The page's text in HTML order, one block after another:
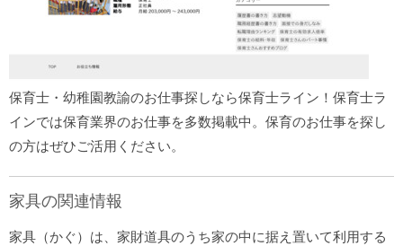
保育士・幼稚園教諭のお仕事探しなら保育士ライン！保育士ラ
インでは保育業界のお仕事を多数掲載中。保育のお仕事を探し
の方はぜひご活用ください。
家具の関連情報
家具（かぐ）は、家財道具のうち家の中に据え置いて利用する